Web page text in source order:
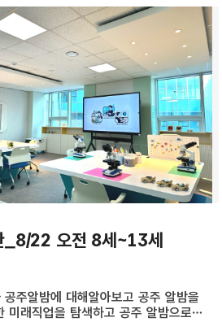
_8/22 오전 8세~13세
공주알밤에 대해알아보고 공주 알밤을
미래직업을 탐색하고 공주 알밤으로